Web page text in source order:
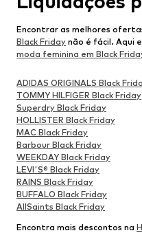
Encontrar as melhores
Black Friday não é fácil. Aqui
moda feminina em Black
ADIDAS ORIGINALS Black
TOMMY HILFIGER Black Friday
Superdry Black Friday
HOLLISTER Black Friday
MAC Black Friday
Barbour Black Friday
WEEKDAY Black Friday
LEVI'S® Black Friday
RAINS Black Friday
BUFFALO Black Friday
AllSaints Black Friday
Encontra mais descontos na